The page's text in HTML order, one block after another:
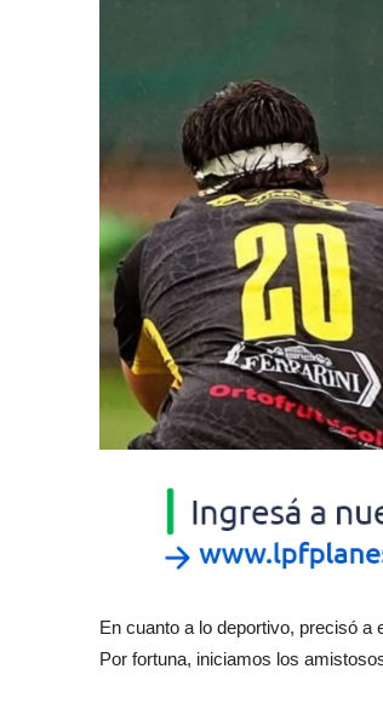
En cuanto a lo deportivo, precisó a
Por fortuna, iniciamos los